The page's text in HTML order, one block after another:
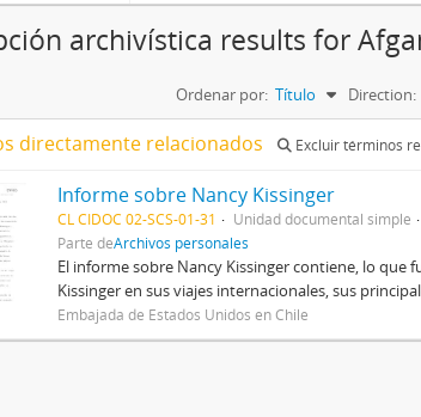
archivística results for
Ordenar por: Título Direction:
directamente relacionados Excluir términos
Informe sobre Nancy Kissinger
CL CIDOC 02-SCS-01-31 Unidad documental simple
Parte deArchivos personales
El informe sobre Nancy Kissinger contiene, lo que
Kissinger en sus viajes internacionales, sus
Embajada de Estados Unidos en Chile